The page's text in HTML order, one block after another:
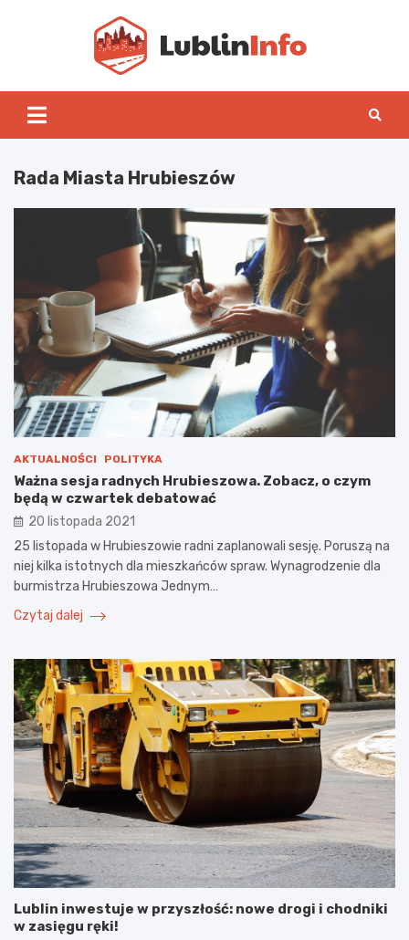
Rada Miasta Hrubieszów
AKTUALNOŚCI POLITYKA
Ważna sesja radnych Hrubieszowa. Zobacz, o czym
będą w czwartek debatować
20 listopada 2021
25 listopada w Hrubieszowie radni zaplanowali sesję. Poruszą na
niej kilka istotnych dla mieszkańców spraw. Wynagrodzenie dla
burmistrza Hrubieszowa Jednym…
Czytaj dalej
Lublin inwestuje w przyszłość: nowe drogi i chodniki
w zasięgu ręki!